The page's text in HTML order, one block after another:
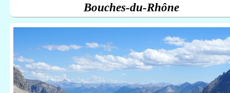
Bouches-du-Rhône